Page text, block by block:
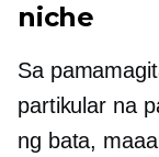
niche
Sa
partikular na
ng bata,